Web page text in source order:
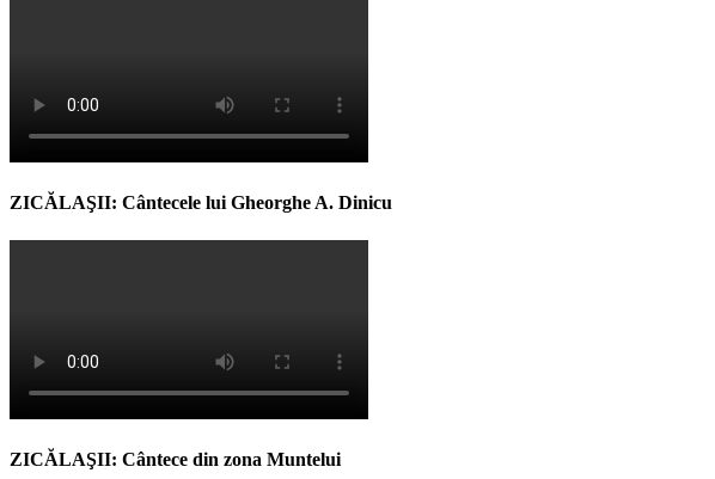
ZICĂLAŞII: Cântecele lui Gheorghe A. Dinicu
ZICĂLAŞII: Cântece din zona Muntelui